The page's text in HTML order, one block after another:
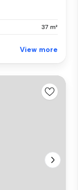
37 m²
View more